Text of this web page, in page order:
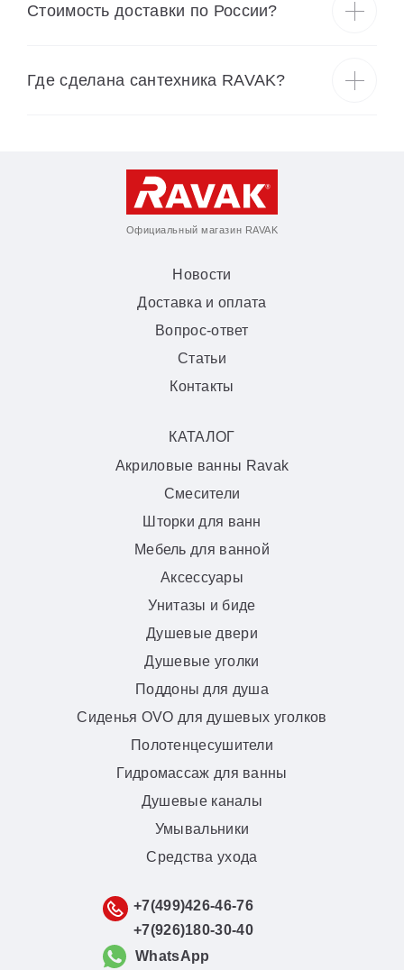
Cтоимость доставки по России?
Где сделана сантехника RAVAK?
Официальный магазин RAVAK
Новости
Доставка и оплата
Вопрос-ответ
Статьи
Контакты
КАТАЛОГ
Акриловые ванны Ravak
Смесители
Шторки для ванн
Мебель для ванной
Аксессуары
Унитазы и биде
Душевые двери
Душевые уголки
Поддоны для душа
Сиденья OVO для душевых уголков
Полотенцесушители
Гидромассаж для ванны
Душевые каналы
Умывальники
Средства ухода
+7(499)426-46-76
+7(926)180-30-40
WhatsApp